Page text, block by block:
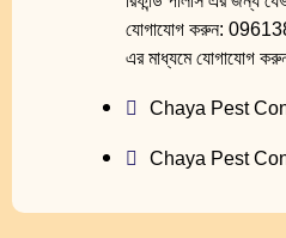
যোগাযোগ করুন:
এর মাধ্যমে যোগাযোগ
Chaya Pest
Chaya Pest